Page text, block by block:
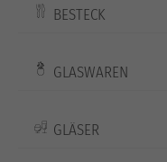
BESTECK
GLASWAREN
GLÄSER